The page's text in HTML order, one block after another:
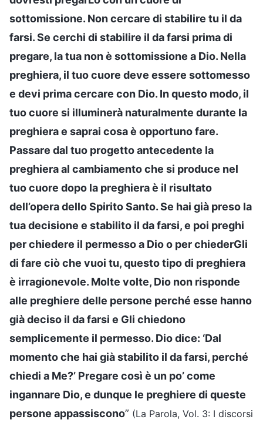
sottomissione. Non cercare di stabilire tu il da
farsi. Se cerchi di stabilire il da farsi prima di
pregare, la tua non è sottomissione a Dio. Nella
preghiera, il tuo cuore deve essere sottomesso
e devi prima cercare con Dio. In questo modo, il
tuo cuore si illuminerà naturalmente durante la
preghiera e saprai cosa è opportuno fare.
Passare dal tuo progetto antecedente la
preghiera al cambiamento che si produce nel
tuo cuore dopo la preghiera è il risultato
dell’opera dello Spirito Santo. Se hai già preso la
tua decisione e stabilito il da farsi, e poi preghi
per chiedere il permesso a Dio o per chiederGli
di fare ciò che vuoi tu, questo tipo di preghiera
è irragionevole. Molte volte, Dio non risponde
alle preghiere delle persone perché esse hanno
già deciso il da farsi e Gli chiedono
semplicemente il permesso. Dio dice: ‘Dal
momento che hai già stabilito il da farsi, perché
chiedi a Me?’ Pregare così è un po’ come
ingannare Dio, e dunque le preghiere di queste
persone appassiscono” (La Parola, Vol. 3: I discorsi